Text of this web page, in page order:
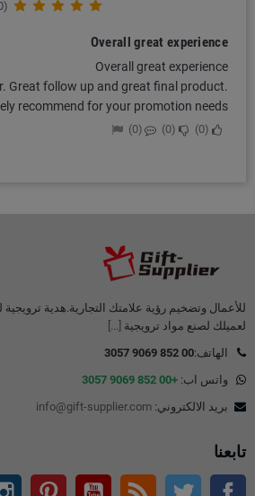
(5.0)
Overall great experience
Overall great experience
Great follow up and great final product.
recommend for your promotion needs.
0
0
0
للأعمال وتضخيم رؤية علامتك التجارية.هدية
لعميلك لصنع مواد ترويجية [...]
الهاتف:00 852 9069 3057
واتس اب: +00 852 9069 3057
بريد الالكتروني: info@gift-supplier.com
تابعنا
موقع التواصل الاجتماعي الفيسبوك
آر إس إس موقع يوتيوب